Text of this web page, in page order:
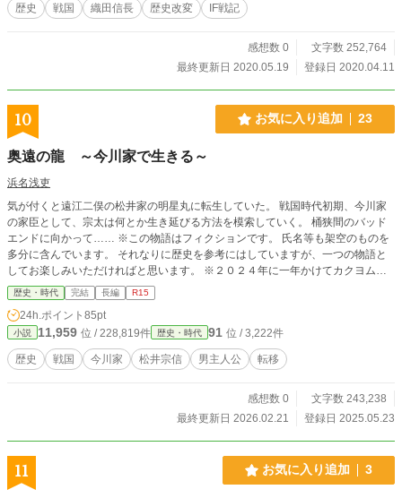
歴史 戦国 織田信長 歴史改変 IF戦記
感想数 0
文字数 252,764
最終更新日 2020.05.19
登録日 2020.04.11
10 お気に入り追加 23
奥遠の龍 ～今川家で生きる～
浜名浅吏
気が付くと遠江二俣の松井家の明星丸に転生していた。 戦国時代初期、今川家
の家臣として、宗太は何とか生き延びる方法を模索していく。 桶狭間のバッド
エンドに向かって…… ※この物語はフィクションです。 氏名等も架空のものを
多分に含んでいます。 それなりに歴史を参考にはしていますが、一つの物語と
してお楽しみいただければと思います。 ※２０２４年に一年かけてカクヨムに
て公開したお話です。
歴史・時代 完結 長編 R15
24h.ポイント 85pt
小説 11,959 位 / 228,819件 歴史・時代 91 位 / 3,222件
歴史 戦国 今川家 松井宗信 男主人公 転移
感想数 0
文字数 243,238
最終更新日 2026.02.21
登録日 2025.05.23
11 お気に入り追加 3